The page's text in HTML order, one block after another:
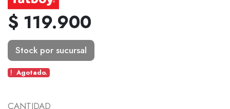
$ 119.900
Stock por sucursal
Agotado.
CANTIDAD